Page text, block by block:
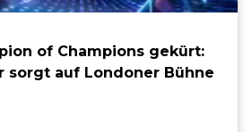
of Champions gekürt:
sorgt auf Londoner Bühne